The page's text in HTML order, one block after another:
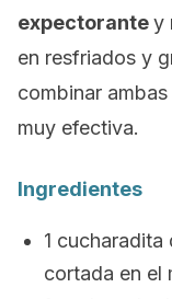
expectorantey
en resfriados y
combinar
muy efectiva.
Ingredientes
1
cortada en el